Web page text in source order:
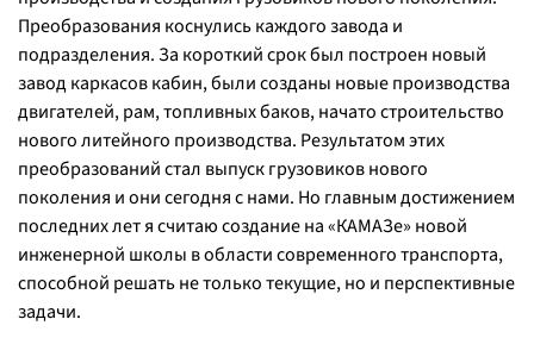
Преобразования коснулись каждого завода и
подразделения. За короткий срок был построен новый
завод каркасов кабин, были созданы новые производства
двигателей, рам, топливных баков, начато строительство
нового литейного производства. Результатом этих
преобразований стал выпуск грузовиков нового
поколения и они сегодня с нами. Но главным достижением
последних лет я считаю создание на «КАМАЗе» новой
инженерной школы в области современного транспорта,
способной решать не только текущие, но и перспективные
задачи.